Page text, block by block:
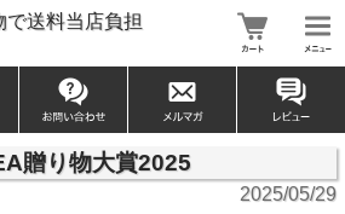
で送料当店負担
贈り物大賞2025
2025/05/29